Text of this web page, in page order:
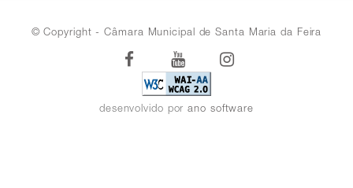
© Copyright - Câmara Municipal de Santa Maria da Feira
FacebookYoutube
desenvolvido porano software